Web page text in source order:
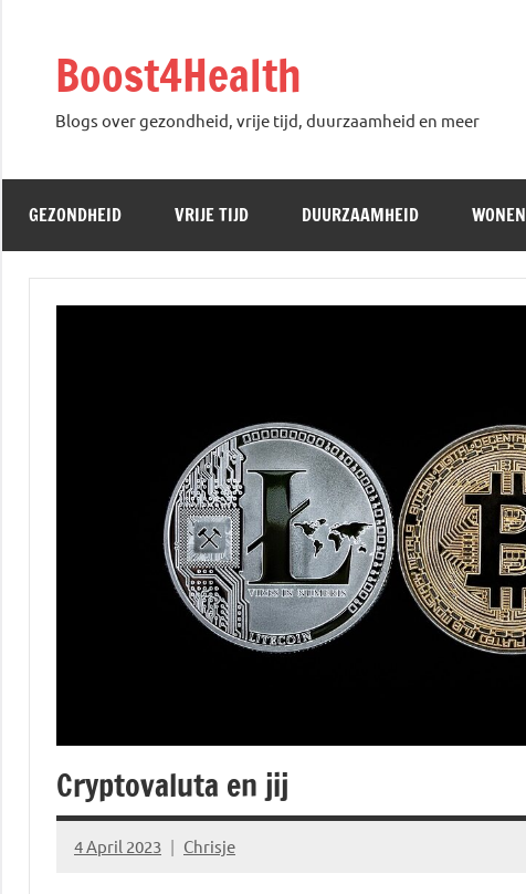
Boost4Health
Blogs over gezondheid, vrije tijd, duurzaamheid en meer
GEZONDHEID VRIJE TIJD DUURZAAMHEID WONEN
Cryptovaluta en jij
4 April 2023 Chrisje